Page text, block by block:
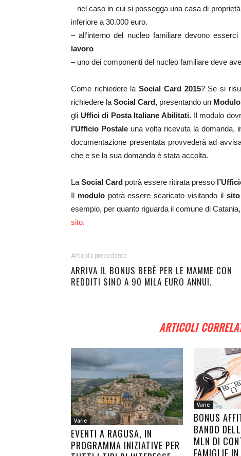
– nel caso in cui si possegga una casa di
inferiore a 30.000 euro.
– all’interno del nucleo familiare devono esserci
lavoro
– uno dei componenti del nucleo familiare deve
Come richiedere laSocial Card 2015? Se si
richiedere la Social Card, presentando un
gli Uffici di Posta Italiane Abilitati. Il modulo
l’Ufficio Postale una volta ricevuta la domanda,
documentazione presentata provvederà ad
che e se la sua domanda è stata accolta.
La Social Card potrà essere ritirata presso
Il modulopotrà essere scaricato visitando ilsito
esempio, per quanto riguarda il comune di
sito.
Articolo precedente
ARRIVA IL BONUS BEBÈ PER LE MAMME CON
REDDITI SINO A 90 MILA EURO ANNUI.
ARTICOLI
Varie
EVENTI A RAGUSA, IN
PROGRAMMA INIZIATIVE PER
Varie
BONUS
BANDO
MLN DI
FAMIGLIE